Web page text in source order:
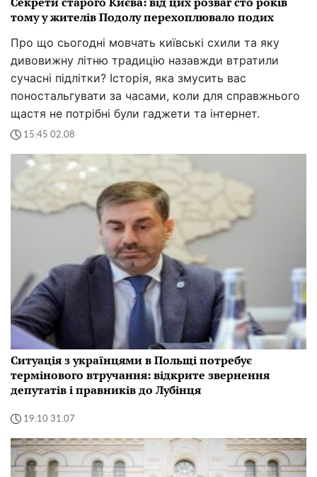
тому у жителів Подолу перехоплювало подих
Про що сьогодні мовчать київські схили та яку
дивовижну літню традицію назавжди втратили
сучасні підлітки? Історія, яка змусить вас
поностальгувати за часами, коли для справжнього
щастя не потрібні були гаджети та інтернет.
15:45 02.08
Ситуація з українцями в Польщі потребує
термінового втручання: відкрите звернення
депутатів і правників до Лубінця
19:10 31.07